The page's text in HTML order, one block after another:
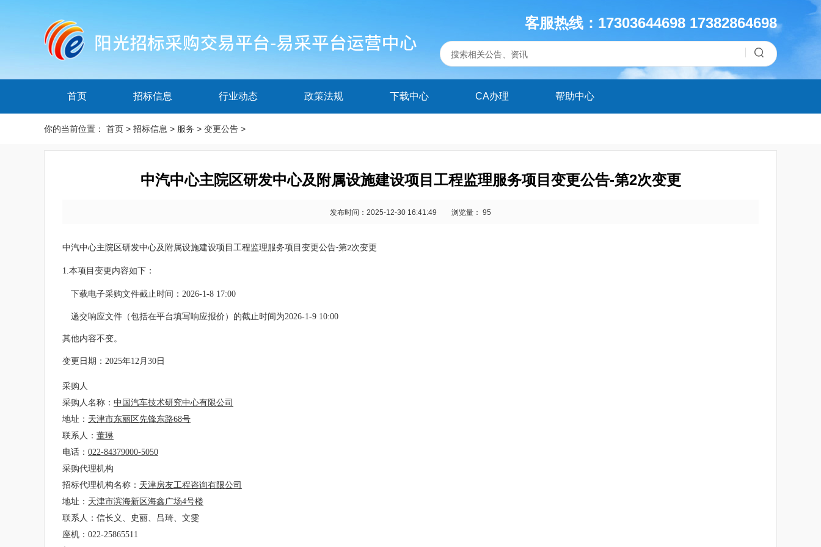
客服热线：17303644698 17382864698
首页 招标信息 行业动态 政策法规 下载中心 CA办理 帮助中心
你的当前位置： 首页 > 招标信息 > 服务 > 变更公告 >
中汽中心主院区研发中心及附属设施建设项目工程监理服务项目变更公告-第2次变更
发布时间：2025-12-30 16:41:49 浏览量： 95
中汽中心主院区研发中心及附属设施建设项目工程监理服务项目变更公告-第2次变更
1.本项目变更内容如下：
下载电子采购文件截止时间：2026-1-8 17:00
递交响应文件（包括在平台填写响应报价）的截止时间为2026-1-9 10:00
其他内容不变。
变更日期： 2025年12月30日
采购人
采购人名称： 中国汽车技术研究中心有限公司
地址： 天津市东丽区先锋东路68号
联系人： 董琳
电话： 022-84379000-5050
采购代理机构
招标代理机构名称： 天津房友工程咨询有限公司
地址： 天津市滨海新区海鑫广场4号楼
联系人： 信长义、史丽、吕琦、文雯
座机： 022-25865511